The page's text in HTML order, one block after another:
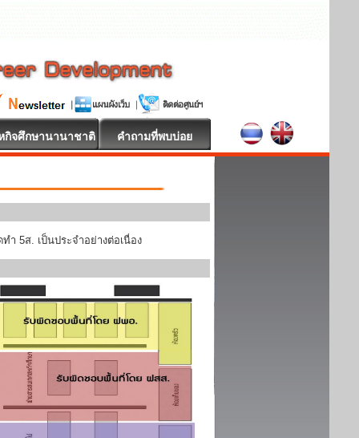
กิจศึกษานานาชาติ คำถามที่พบบ่อย
5ส. เป็นประจำอย่างต่อเนื่อง